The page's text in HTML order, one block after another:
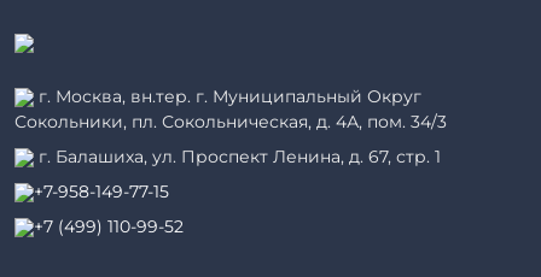
г. Москва, вн.тер. г. Муниципальный Округ
Сокольники, пл. Сокольническая, д. 4А, пом. 34/3
г. Балашиха, ул. Проспект Ленина, д. 67, стр. 1
+7-958-149-77-15
+7 (499) 110-99-52